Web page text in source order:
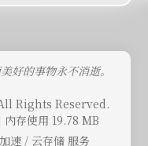
好的事物永不消逝。
Rights Reserved.
存使用 19.78 MB
速 / 云存储 服务